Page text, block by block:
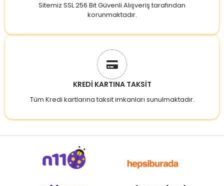
Sitemiz SSL 256 Bit Güvenli Alışveriş tarafından
korunmaktadır.
KREDİ KARTINA TAKSİT
Tüm Kredi kartlarına taksit imkanları sunulmaktadır.